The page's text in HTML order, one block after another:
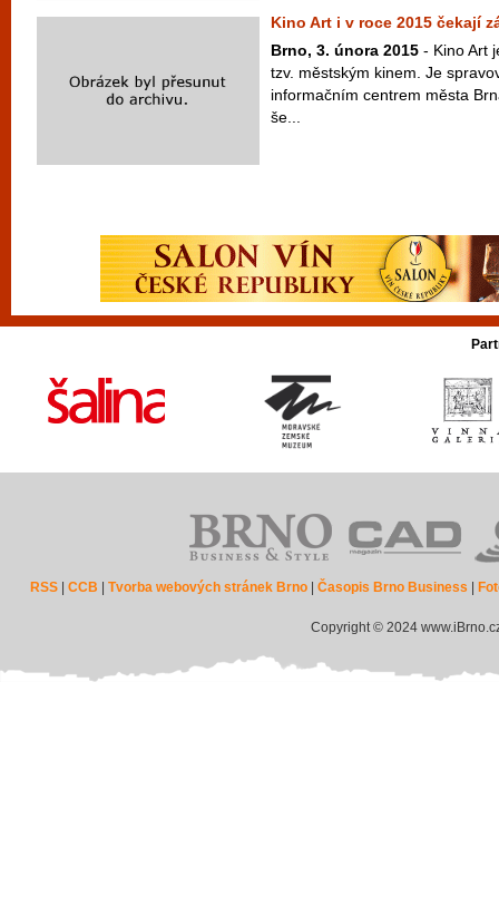
Kino Art i v roce 2015 čekají
Brno, 3. února 2015 - Kino Art
tzv. městským kinem. Je
informačním centrem města
še...
RSS |CCB |Tvorba webových stránek Brno |Časopis Brno Business
Copyright © 2024